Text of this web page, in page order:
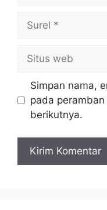
Surel
Situs
web
Simpan nama,
pada
berikutnya.